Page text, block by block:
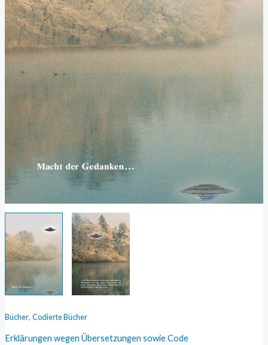
Bücher, Codierte Bücher
Erklärungen wegen Übersetzungen sowie Code